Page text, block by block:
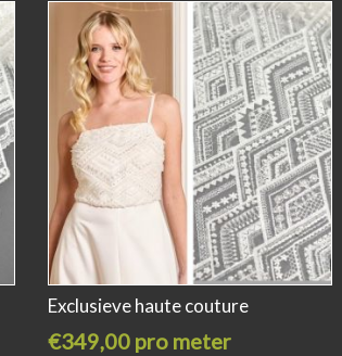
Exclusieve haute couture
€349,00 pro meter